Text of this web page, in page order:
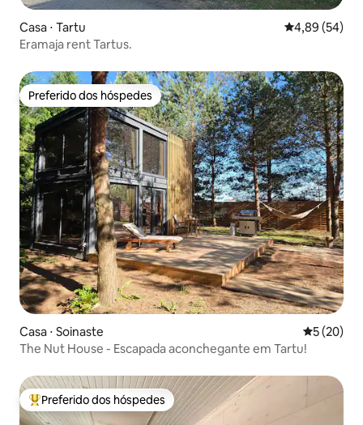
Casa ⋅ Tartu 4,89 de uma
4,89 (54)
Eramaja rent Tartus.
Preferido dos hóspedes
Preferido dos hóspedes
Casa ⋅ Soinaste 5 de uma
5 (20)
The Nut House - Escapada aconchegante em Tartu!
Entre os melhores preferidos dos hóspedes
Preferido dos hóspedes